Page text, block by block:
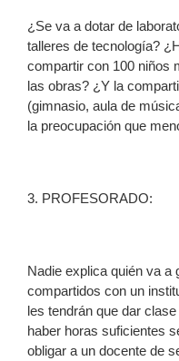
¿Se va a dotar de
talleres de tecnología?
compartir con 100 niños
las obras? ¿Y la
(gimnasio, aula de
la preocupación que
3. PROFESORADO:
Nadie explica quién va a
compartidos con un
les tendrán que dar
haber horas suficientes
obligar a un docente de